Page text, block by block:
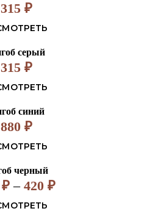
315 ₽
серый
315 ₽
синий
880 ₽
черный
₽ – 420 ₽